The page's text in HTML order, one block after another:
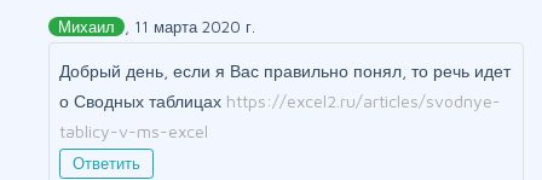
Михаил , 11 марта 2020 г.
Добрый день, если я Вас правильно понял, то речь идет
о Сводных таблицах https://excel2.ru/articles/svodnye-
tablicy-v-ms-excel
Ответить